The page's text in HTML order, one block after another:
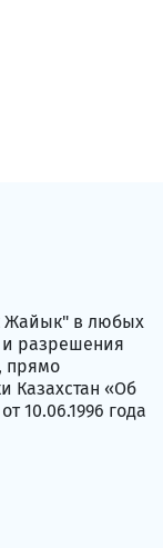
Жайык" в любых
и разрешения
прямо
Казахстан «Об
10.06.1996 года